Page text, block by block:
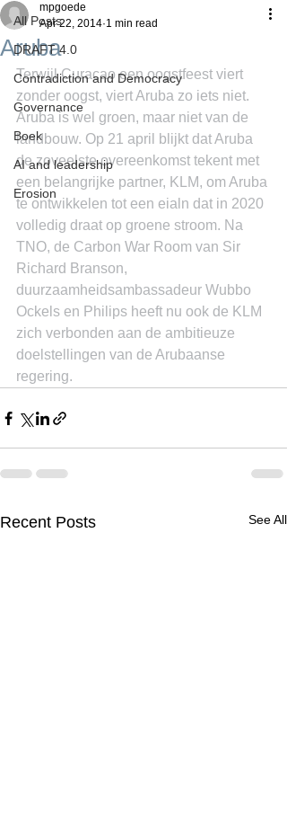
All Posts
DRAFT 4.0
Contradiction and Democracy
Governance
Boek
AI and leadership
Erosion
Aruba
mpgoede
Apr 22, 2014 1 min read
Terwijl Curacao een oogstfeest viert
zonder oogst, viert Aruba zo iets niet.
Aruba is wel groen, maar niet van de
landbouw. Op 21 april blijkt dat Aruba
de zoveelste overeenkomst tekent met
een belangrijke partner, KLM, om Aruba
te ontwikkelen tot een eialn dat in 2020
volledig draat op groene stroom. Na
TNO, de Carbon War Room van Sir
Richard Branson,
duurzaamheidsambassadeur Wubbo
Ockels en Philips heeft nu ook de KLM
zich verbonden aan de ambitieuze
doelstellingen van de Arubaanse
regering.
Recent Posts See All